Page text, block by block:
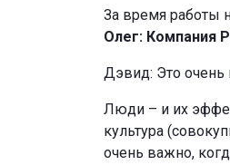
За время работы
Олег: Компания
Дэвид: Это очень
Люди – и их
культура
очень важно,